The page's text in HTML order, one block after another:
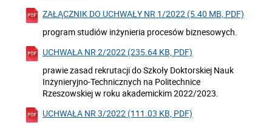
ZAŁĄCZNIK DO UCHWAŁY NR 1/2022 (5.40 MB, PDF)
program studiów inżynieria procesów biznesowych.
UCHWAŁA NR 2/2022 (235.64 KB, PDF)
prawie zasad rekrutacji do Szkoły Doktorskiej Nauk
Inżynieryjno-Technicznych na Politechnice
Rzeszowskiej w roku akademickim 2022/2023.
UCHWAŁA NR 3/2022 (111.03 KB, PDF)